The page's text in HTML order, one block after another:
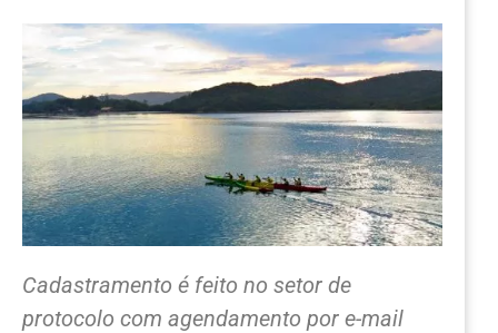
Cadastramento é feito no setor de
protocolo com agendamento por e-mail